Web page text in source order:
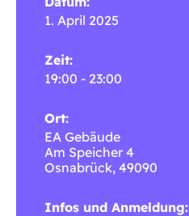
1. April 2025
Zeit:
19:00 - 23:00
Ort:
EA Gebäude
Am Speicher 4
Osnabrück, 49090
Infos und Anmeldung: